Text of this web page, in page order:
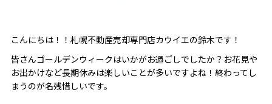
こんにちは！！札幌不動産売却専門店カウイエの鈴木です！
皆さんゴールデンウィークはいかがお過ごしでしたか？お花見や
お出かけなど長期休みは楽しいことが多いですよね！終わってし
まうのが名残惜しいです。